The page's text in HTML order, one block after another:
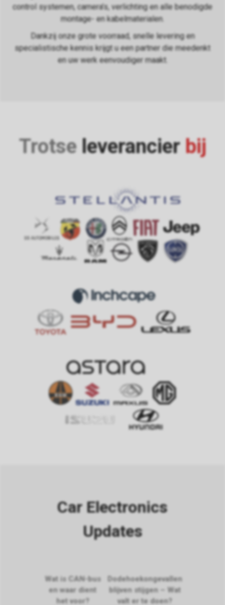
control systemen, camera’s, verlichting en alle benodigde
montage- en kabelmaterialen.
Dankzij onze grote voorraad, snelle levering en
specialistische kennis krijgt u een partner die meedenkt
en uw werk eenvoudiger maakt.
Trotseleverancier bij
Car Electronics
Updates
Wat is CAN-bus
en waar dient
het voor?
Dodehoekongevallen
blijven stijgen – Wat
valt er te doen?